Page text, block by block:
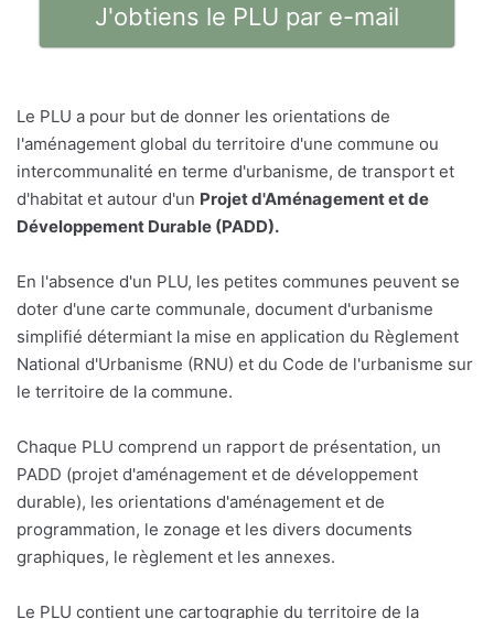
J'obtiens le PLU par e-mail
Le PLU a pour but de donner les orientations de
l'aménagement global du territoire d'une commune ou
intercommunalité en terme d'urbanisme, de transport et
d'habitat et autour d'un Projet d'Aménagement et de
Développement Durable (PADD).
En l'absence d'un PLU, les petites communes peuvent se
doter d'une carte communale, document d'urbanisme
simplifié détermiant la mise en application du Règlement
National d'Urbanisme (RNU) et du Code de l'urbanisme sur
le territoire de la commune.
Chaque PLU comprend un rapport de présentation, un
PADD (projet d'aménagement et de développement
durable), les orientations d'aménagement et de
programmation, le zonage et les divers documents
graphiques, le règlement et les annexes.
Le PLU contient une cartographie du territoire de la